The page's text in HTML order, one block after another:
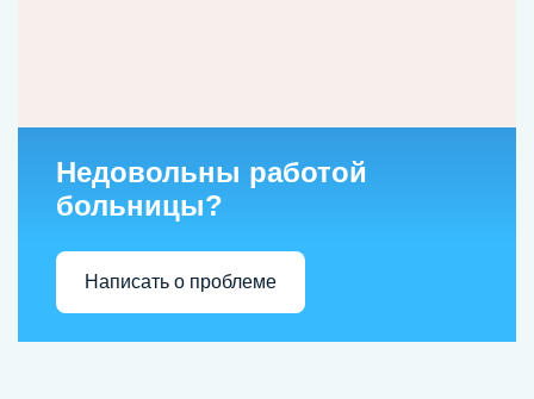
Недовольны работой
больницы?
Написать о проблеме